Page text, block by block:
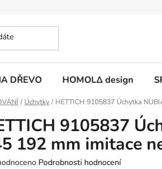
DŘEVO HOMOLΔ design
/ Úchytky / HETTICH 9105837 Úchytka
9105837
192 mm imitace
Podrobnosti hodnocení